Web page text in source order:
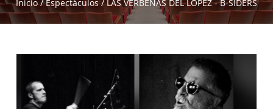
Inicio /Espectáculos /LAS VERBENAS DEL LÓPEZ - B-SIDERS